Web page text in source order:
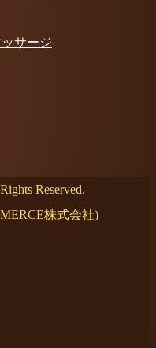
サージ
Reserved.
株式会社)